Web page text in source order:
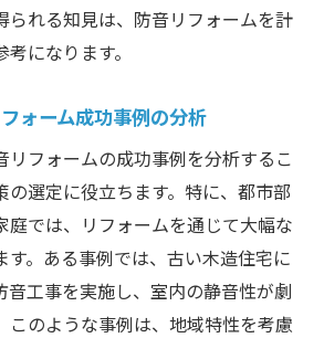
られる知見は、防音リフォームを計
になります。
ォーム成功事例の分析
リフォームの成功事例を分析するこ
の選定に役立ちます。特に、都市部
庭では、リフォームを通じて大幅な
す。ある事例では、古い木造住宅に
音工事を実施し、室内の静音性が劇
このような事例は、地域特性を考慮